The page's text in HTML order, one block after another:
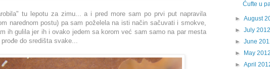
tu lepotu za zimu... a i pred more sam po prvi put napravila
narednom postu) pa sam poželela na isti način sačuvati i smokve,
ih gulila jer ih i ovako jedem sa korom već sam samo na par mesta
do središta svake...
Ćufte u
►August
►July
►June
►
May
►April